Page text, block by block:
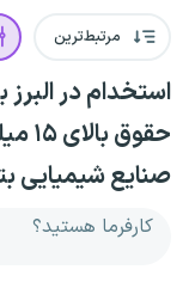
مرتبط‌ترین
استخدام در
صنایع شیمیایی
کارفرما هستید؟